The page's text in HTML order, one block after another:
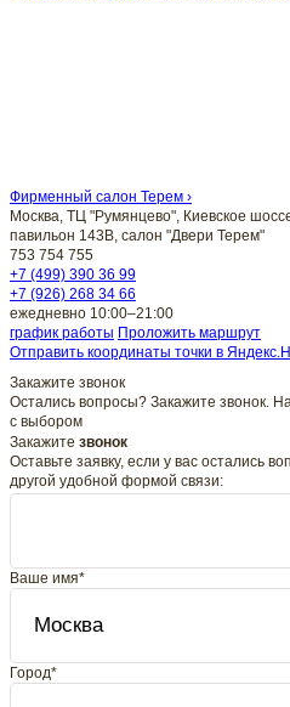
Фирменный салон Терем ›
Москва, ТЦ "Румянцево", Киевское
павильон 143В, салон "Двери Терем"
753 754 755
+7 (499) 390 36 99
+7 (926) 268 34 66
ежедневно 10:00–21:00
график работы Проложить маршрут
Отправить координаты точки в
Закажите звонок
Остались вопросы? Закажите звонок.
с выбором
Закажите звонок
Оставьте заявку, если у вас остались
другой удобной формой связи:
Ваше имя*
Город*